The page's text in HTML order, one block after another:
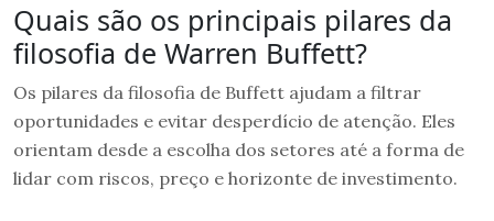
Quais são os principais pilares da
filosofia de Warren Buffett?
Os pilares da filosofia de Buffett ajudam a filtrar
oportunidades e evitar desperdício de atenção. Eles
orientam desde a escolha dos setores até a forma de
lidar com riscos, preço e horizonte de investimento.